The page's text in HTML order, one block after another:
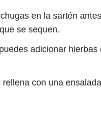
en la sartén
se sequen.
adicionar
con una